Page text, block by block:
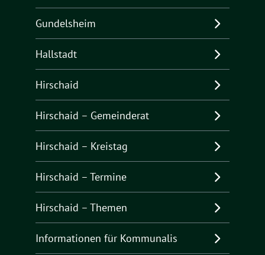
Gundelsheim
Hallstadt
Hirschaid
Hirschaid – Gemeinderat
Hirschaid – Kreistag
Hirschaid – Termine
Hirschaid – Themen
Informationen für Kommunalis